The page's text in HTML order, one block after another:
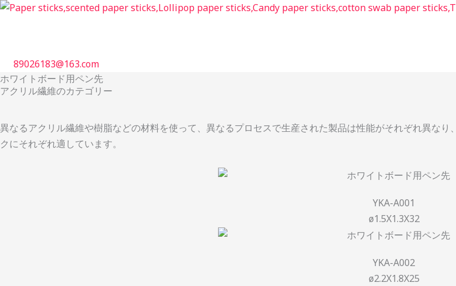
跳
89026183@163.com
ホワイトボード用ペン先
アクリル繊維のカテゴリー
異なるアクリル繊維や樹脂などの材料を使って、異なるプロセスで生産された製品は性能がそれぞれ異な
クにそれぞれ適しています。
YKA-A001
ø1.5X1.3X32
YKA-A002
ø2.2X1.8X25